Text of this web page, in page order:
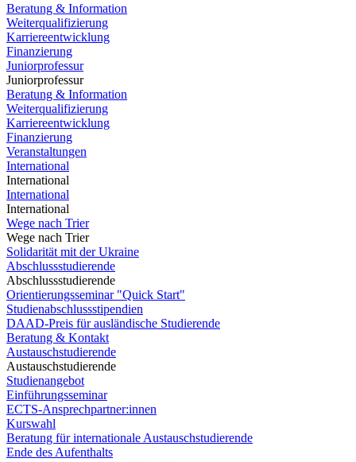
Beratung & Information
Weiterqualifizierung
Karriereentwicklung
Finanzierung
Juniorprofessur
Juniorprofessur
Beratung & Information
Weiterqualifizierung
Karriereentwicklung
Finanzierung
Veranstaltungen
International
International
International
International
Wege nach Trier
Wege nach Trier
Solidarität mit der Ukraine
Abschlussstudierende
Abschlussstudierende
Orientierungsseminar "Quick Start"
Studienabschlussstipendien
DAAD-Preis für ausländische Studierende
Beratung & Kontakt
Austauschstudierende
Austauschstudierende
Studienangebot
Einführungsseminar
ECTS-Ansprechpartner:innen
Kurswahl
Beratung für internationale Austauschstudierende
Ende des Aufenthalts